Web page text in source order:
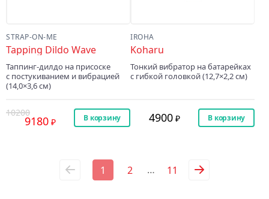
STRAP-ON-ME
Tapping Dildo Wave
Таппинг-дилдо на присоске
с постукиванием и вибрацией
(14,0×3,6 см)
10200
9180 В корзину
IROHA
Koharu
Тонкий вибратор на батарейках
с гибкой головкой (12,7×2,2 см)
4900 В корзину
1 2 … 11